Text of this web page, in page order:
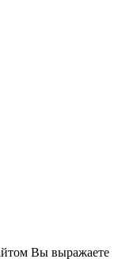
Вы выражаете